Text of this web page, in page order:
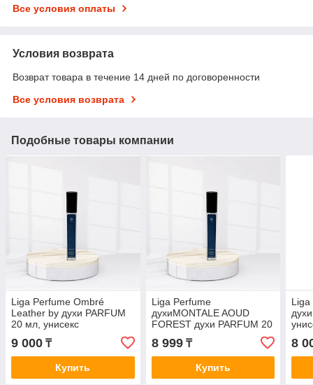
Все условия оплаты
Условия возврата
Возврат товара в течение 14 дней по договоренности
Все условия возврата
Подобные товары компании
Liga Perfume Ombré
Leather by духи PARFUM
20 мл, унисекс
9 000 ₸
Купить
Liga Perfume
духиMONTALE AOUD
FOREST духи PARFUM 20
мл, унисекс
8 999₸
Купить
Liga
8